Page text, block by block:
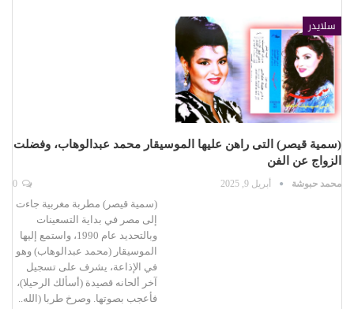
سلايدر
(سمية قيصر) التى راهن عليها الموسيقار محمد عبدالوهاب، وفضلت
الزواج عن الفن
محمد حبوشة أبريل 9, 2025
(سمية قيصر) مطربة مغربية جاءت
إلى مصر في بداية التسعينات
وبالتحديد عام 1990، واستمع إليها
الموسيقار (محمد عبدالوهاب) وهو
في الإذاعة، يشرف على تسجيل
آخر ألحانه قصيدة (أسألك الرحيلا)،
فأعجب بصوتها. وصرخ طربا (الله..